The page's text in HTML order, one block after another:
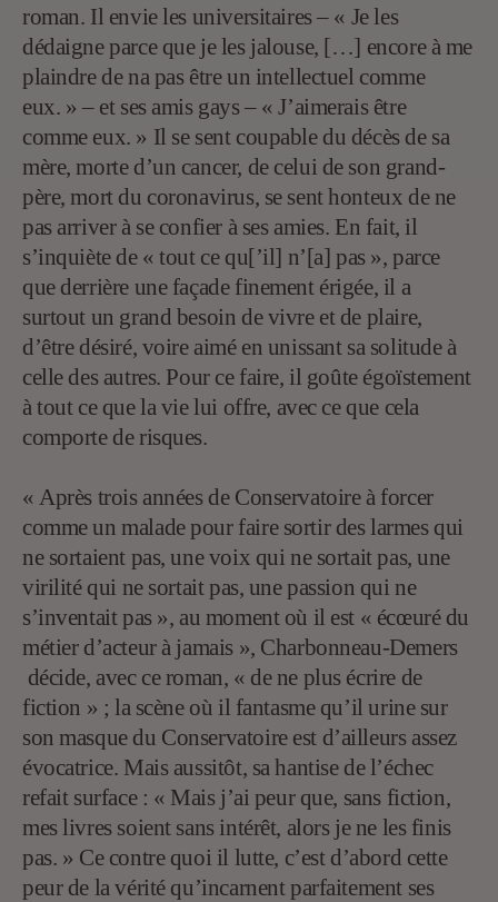
roman. Il envie les universitaires – « Je les
dédaigne parce que je les jalouse, […] encore à me
plaindre de na pas être un intellectuel comme
eux. » – et ses amis gays – « J’aimerais être
comme eux. » Il se sent coupable du décès de sa
mère, morte d’un cancer, de celui de son grand-
père, mort du coronavirus, se sent honteux de ne
pas arriver à se confier à ses amies. En fait, il
s’inquiète de « tout ce qu[’il] n’[a] pas », parce
que derrière une façade finement érigée, il a
surtout un grand besoin de vivre et de plaire,
d’être désiré, voire aimé en unissant sa solitude à
celle des autres. Pour ce faire, il goûte égoïstement
à tout ce que la vie lui offre, avec ce que cela
comporte de risques.
« Après trois années de Conservatoire à forcer
comme un malade pour faire sortir des larmes qui
ne sortaient pas, une voix qui ne sortait pas, une
virilité qui ne sortait pas, une passion qui ne
s’inventait pas », au moment où il est « écœuré du
métier d’acteur à jamais », Charbonneau-Demers
décide, avec ce roman, « de ne plus écrire de
fiction » ; la scène où il fantasme qu’il urine sur
son masque du Conservatoire est d’ailleurs assez
évocatrice. Mais aussitôt, sa hantise de l’échec
refait surface : « Mais j’ai peur que, sans fiction,
mes livres soient sans intérêt, alors je ne les finis
pas. » Ce contre quoi il lutte, c’est d’abord cette
peur de la vérité qu’incarnent parfaitement ses